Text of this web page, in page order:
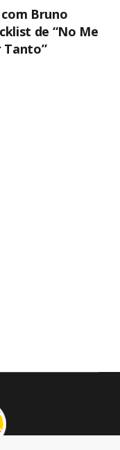
Bruno
de “No Me
Tanto”